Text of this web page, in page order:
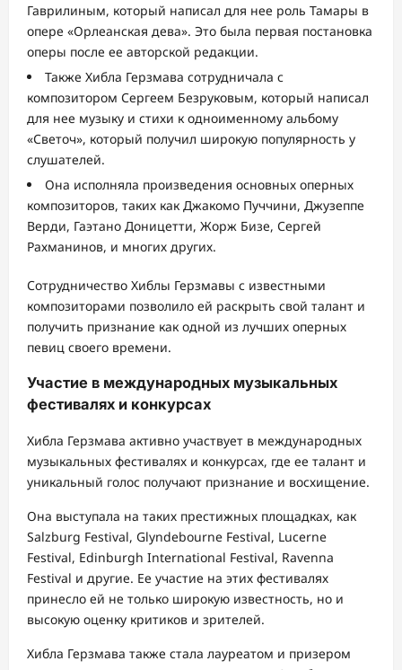
Гаврилиным, который написал для нее роль Тамары в
опере «Орлеанская дева». Это была первая постановка
оперы после ее авторской редакции.
Также Хибла Герзмава сотрудничала с
композитором Сергеем Безруковым, который написал
для нее музыку и стихи к одноименному альбому
«Светоч», который получил широкую популярность у
слушателей.
Она исполняла произведения основных оперных
композиторов, таких как Джакомо Пуччини, Джузеппе
Верди, Гаэтано Доницетти, Жорж Бизе, Сергей
Рахманинов, и многих других.
Сотрудничество Хиблы Герзмавы с известными
композиторами позволило ей раскрыть свой талант и
получить признание как одной из лучших оперных
певиц своего времени.
Участие в международных музыкальных
фестивалях и конкурсах
Хибла Герзмава активно участвует в международных
музыкальных фестивалях и конкурсах, где ее талант и
уникальный голос получают признание и восхищение.
Она выступала на таких престижных площадках, как
Salzburg Festival, Glyndebourne Festival, Lucerne
Festival, Edinburgh International Festival, Ravenna
Festival и другие. Ее участие на этих фестивалях
принесло ей не только широкую известность, но и
высокую оценку критиков и зрителей.
Хибла Герзмава также стала лауреатом и призером